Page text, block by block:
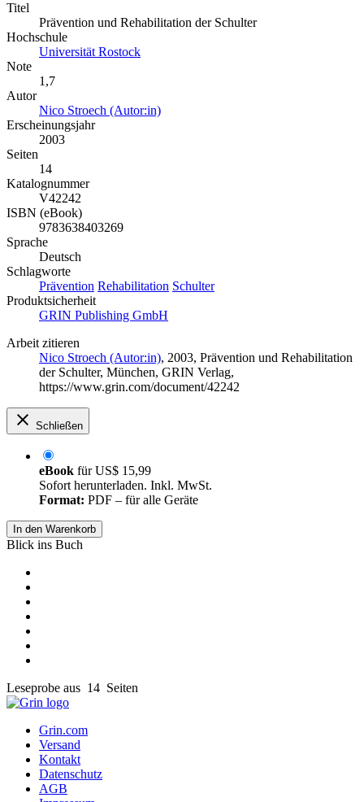
Titel
Prävention und Rehabilitation der Schulter
Hochschule
Universität Rostock
Note
1,7
Autor
Nico Stroech (Autor:in)
Erscheinungsjahr
2003
Seiten
14
Katalognummer
V42242
ISBN (eBook)
9783638403269
Sprache
Deutsch
Schlagworte
Prävention Rehabilitation Schulter
Produktsicherheit
GRIN Publishing GmbH
Arbeit zitieren
Nico Stroech (Autor:in), 2003, Prävention und Rehabilitation
der Schulter, München, GRIN Verlag,
https://www.grin.com/document/42242
Schließen
eBook fürUS$ 15,99
Sofort herunterladen. Inkl. MwSt.
Format: PDF – für alle Geräte
In den Warenkorb
Blick ins Buch
Leseprobe aus 14 Seiten
Grin.com
Versand
Kontakt
Datenschutz
AGB